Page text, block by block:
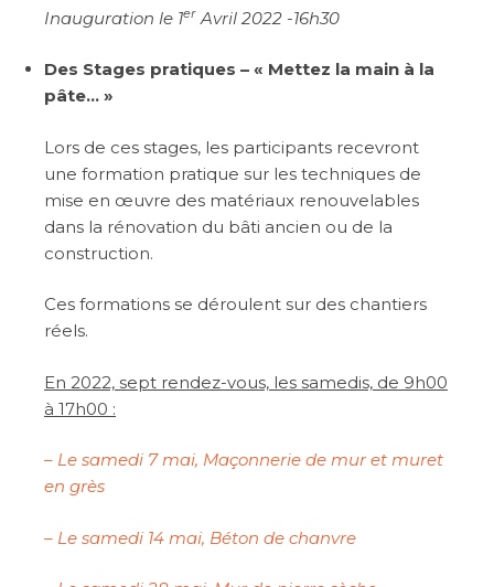
Inauguration le 1er Avril 2022 -16h30
Des Stages pratiques – « Mettez la main à la
pâte… »
Lors de ces stages, les participants recevront
une formation pratique sur les techniques de
mise en œuvre des matériaux renouvelables
dans la rénovation du bâti ancien ou de la
construction.
Ces formations se déroulent sur des chantiers
réels.
En 2022, sept rendez-vous, les samedis, de 9h00
à 17h00 :
– Le samedi 7 mai, Maçonnerie de mur et muret
en grès
– Le samedi 14 mai, Béton de chanvre